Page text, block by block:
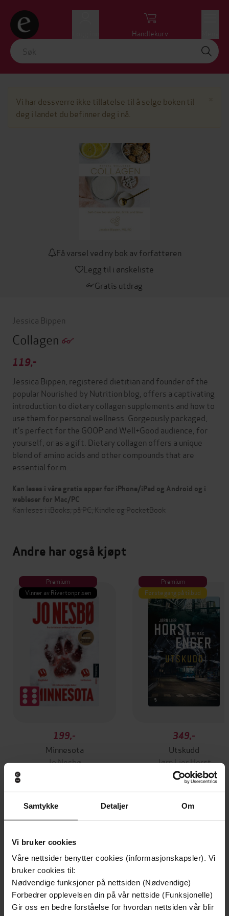
Samtykke Detaljer Om
Vi bruker cookies
Våre nettsider benytter cookies (informasjonskapsler). Vi
bruker cookies til:
Nødvendige funksjoner på nettsiden (Nødvendige)
Forbedrer opplevelsen din på vår nettside (Funksjonelle)
Gir oss en bedre forståelse for hvordan nettsiden vår blir
Handlekurv
Vi har dessverre ikke tillatelse til å selge boken til
deg i landet du befinner deg i nå.
Få varsel ved ny bok av forfatteren
Legg til i ønskeliste
Gratis utdrag
Jessica Bippen
Collagen
119,-
Jessica Bippen, registered dietitian and founder of the
popular Nourished by Nutrition blog, offers a captivating
introduction to dietary collagen supplements and how to
use them for personal wellness. Gorgeously packaged,
it’s perfect for the GOOP and Well+Good audience, for
yourself, or as a gift. Dietary collagen offers a unique
blend of amino acids and other compounds that are
essential for m…
Kan leses i våre gratis apper for iPhone/iPad og Android og i
webleser for Mac/PC
Kan leses i iBooks, på PC, Kindle og PocketBook
Andre har også kjøpt
Premium
Vinner av Rivertonprisen
199,-
Minnesota
Jo Nesbø
Premium
Første gang på tilbud
349,-
Utskudd
Jørn Lier Horst
EBOK
Forfattere Jessica Bippen(forfatter)
Forlag Sterling Ethos
Utgitt 26.03.2025